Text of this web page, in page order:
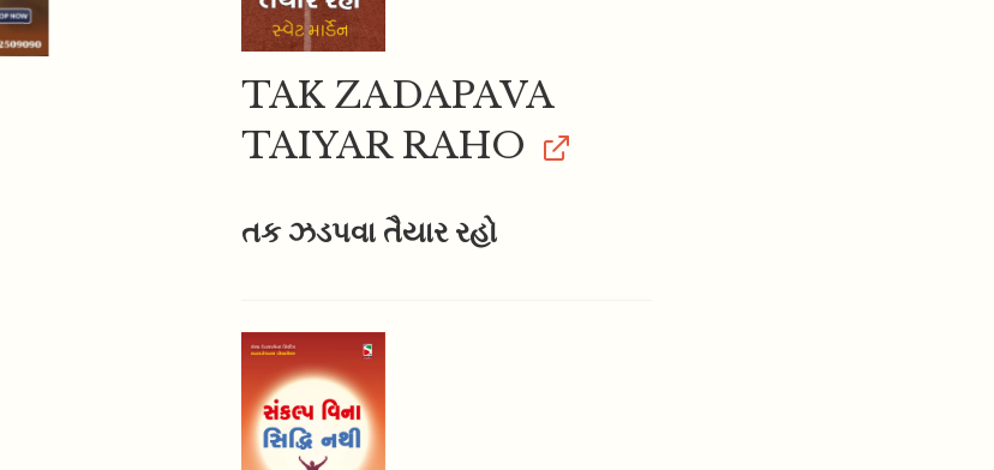
TAK ZADAPAVA
TAIYAR RAHO
તક ઝડપવા તૈયાર રહો